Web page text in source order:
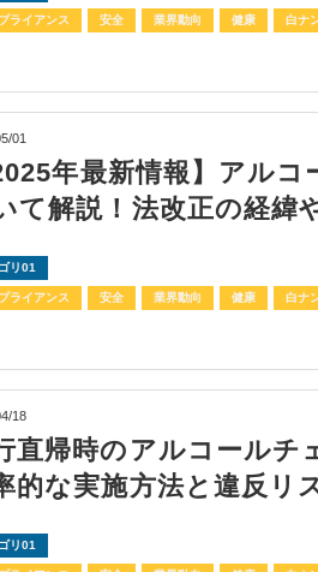
ライアンス 安全 業界動向 健康 白ナ
01
年最新情報】アル
て解説！法改正の経緯
リ01
ライアンス 安全 業界動向 健康 白ナ
18
直帰時のアルコールチ
的な実施方法と違反リ
リ01